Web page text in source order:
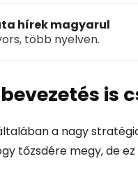
hírek magyarul
több nyelven.
is
a nagy
tőzsdére megy, de